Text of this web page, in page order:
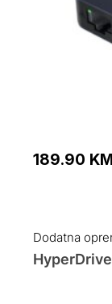
189.90 KM
Dodatna